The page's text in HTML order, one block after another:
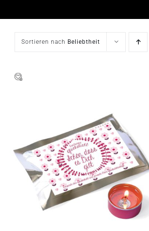
Sortieren nach Beliebtheit
AUSFÜHRUNG WÄHLEN DIESES
PRODUKT
WEIST
MEHRERE
VARIANTEN
AUF.
DIE
/
QUICK
VIEW